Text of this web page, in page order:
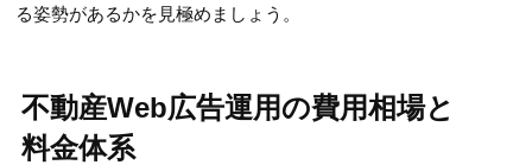
る姿勢があるかを見極めましょう。
不動産Web広告運用の費用相場と
料金体系